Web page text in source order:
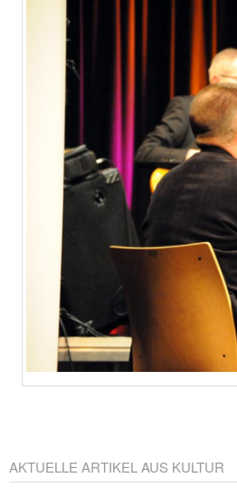
AKTUELLE ARTIKEL AUS KULTUR